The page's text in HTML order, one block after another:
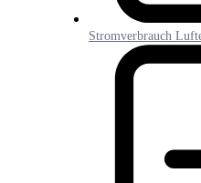
Stromverbrauch